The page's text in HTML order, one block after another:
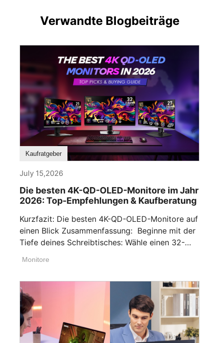
Verwandte Blogbeiträge
Kaufratgeber
July 15,2026
Die besten 4K-QD-OLED-Monitore im Jahr
2026: Top-Empfehlungen & Kaufberatung
Kurzfazit: Die besten 4K-QD-OLED-Monitore auf
einen Blick Zusammenfassung: Beginne mit der
Tiefe deines Schreibtisches: Wähle einen 32-
Monitore